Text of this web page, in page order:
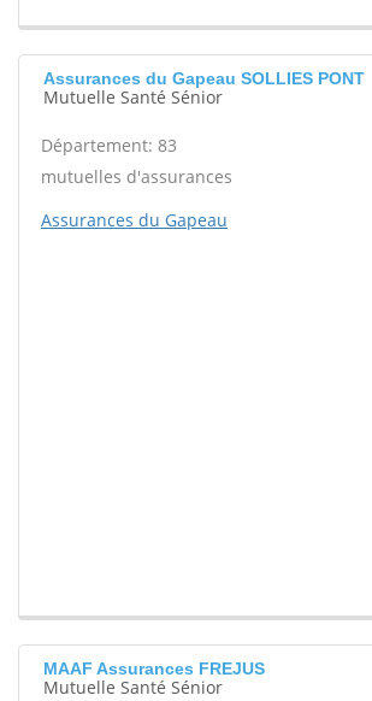
Assurances du Gapeau SOLLIES PONT
Mutuelle Santé Sénior
Département: 83
mutuelles d'assurances
Assurances du Gapeau
MAAF Assurances FREJUS
Mutuelle Santé Sénior